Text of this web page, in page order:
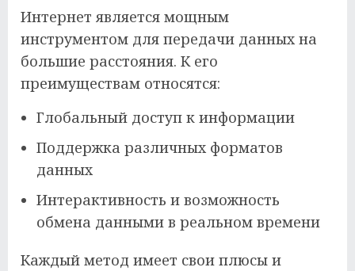
Интернет является мощным
инструментом для передачи данных на
большие расстояния. К его
преимуществам относятся:
Глобальный доступ к информации
Поддержка различных форматов
данных
Интерактивность и возможность
обмена данными в реальном времени
Каждый метод имеет свои плюсы и